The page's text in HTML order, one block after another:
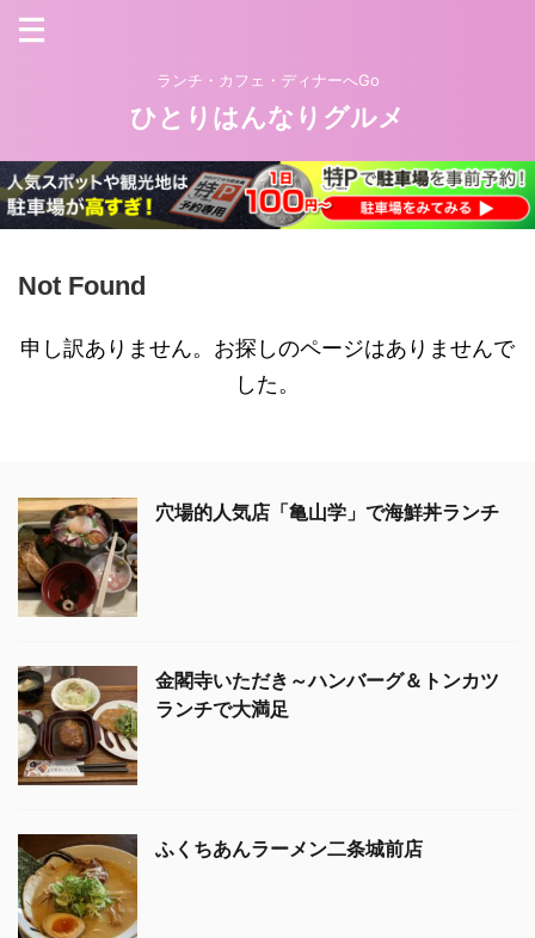
ランチ・カフェ・ディナーへGo
ひとりはんなりグルメ
Not Found
申し訳ありません。お探しのページはありませんで
した。
穴場的人気店「亀山学」で海鮮丼ランチ
金閣寺いただき～ハンバーグ＆トンカツ
ランチで大満足
ふくちあんラーメン二条城前店